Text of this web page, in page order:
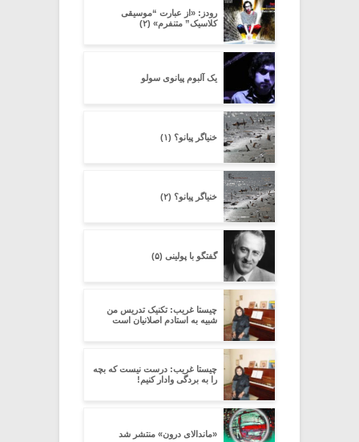
رودز: «از عبارت “موسیقی
کلاسیک” متنفرم» (۲)
یک آلبوم پیانوی سولو
خنیاگر پیانو؟ (۱)
خنیاگر پیانو؟ (۲)
گفتگو با پولینی (۵)
چیستا غریب: تکنیک تدریس من
شبیه به استادم اصلانیان است
چیستا غریب: درست نیست که بچه
را به بردگی وادار کنیم!
«ماندالای درون» منتشر شد